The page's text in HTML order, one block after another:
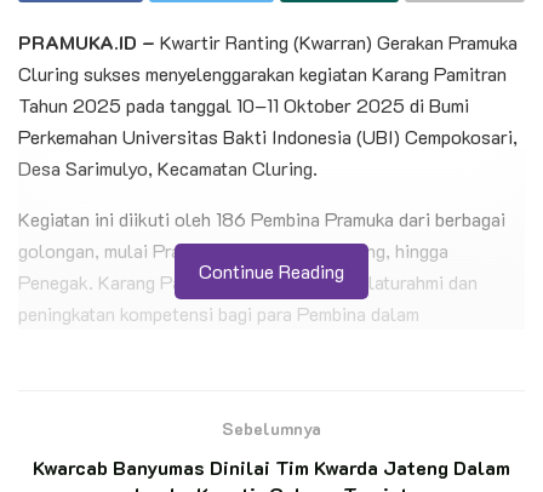
PRAMUKA.ID – Kwartir Ranting (Kwarran) Gerakan Pramuka
Cluring sukses menyelenggarakan kegiatan Karang Pamitran
Tahun 2025 pada tanggal 10–11 Oktober 2025 di Bumi
Perkemahan Universitas Bakti Indonesia (UBI) Cempokosari,
Desa Sarimulyo, Kecamatan Cluring.
Kegiatan ini diikuti oleh 186 Pembina Pramuka dari berbagai
golongan, mulai Prasiaga, Siaga, Penggalang, hingga
Penegak. Karang Pamitran menjadi ajang silaturahmi dan
peningkatan kompetensi bagi para Pembina dalam
Continue Reading
Sebelumnya
Kwarcab Banyumas Dinilai Tim Kwarda Jateng Dalam